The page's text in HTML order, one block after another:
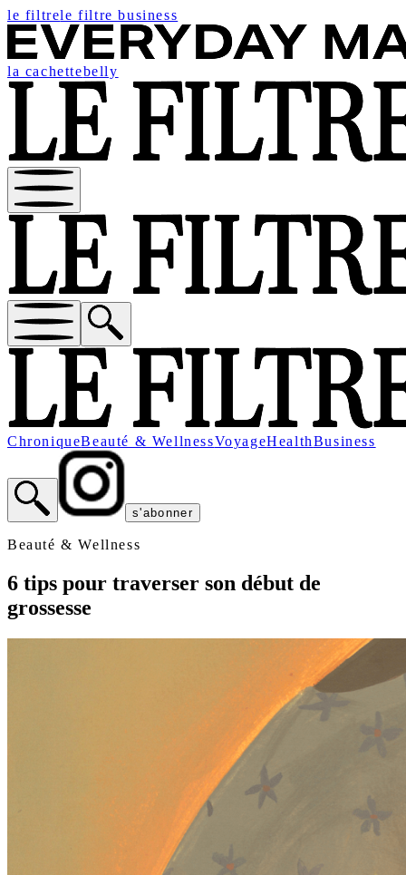
le filtrele filtre business
la cachettebelly
ChroniqueBeauté & WellnessVoyageHealthBusiness
s'abonner
Beauté & Wellness
6 tips pour traverser son début de
grossesse